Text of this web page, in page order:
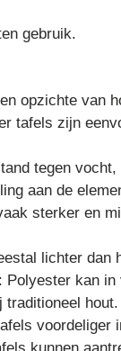
gebruik.
opzichte van
tafels zijn
tegen
aan de
sterker en
lichter dan
: Polyester kan in
traditioneel hout.
voordeliger
kunnen